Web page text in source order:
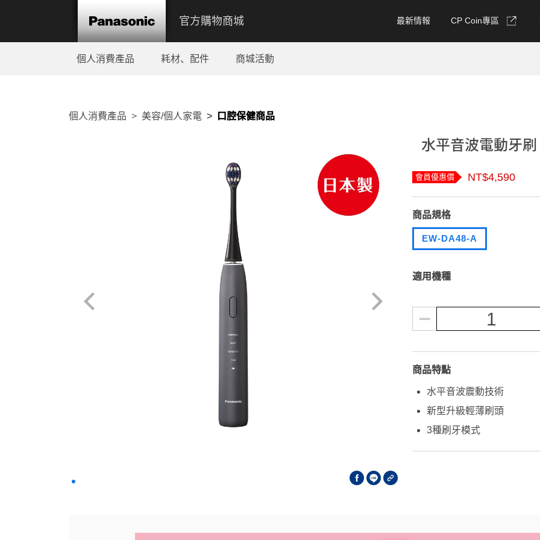
官方購物商城 最新情報 CP Coin專區
個人消費產品 耗材、配件 商城活動
個人消費產品 美容/個人家電 口腔保健商品
水平音波電動牙
會員優惠價 NT$4,590
商品規格
EW-DA48-A
適用機種
1
商品特點
水平音波震動技術
新型升級輕薄刷頭
3種刷牙模式